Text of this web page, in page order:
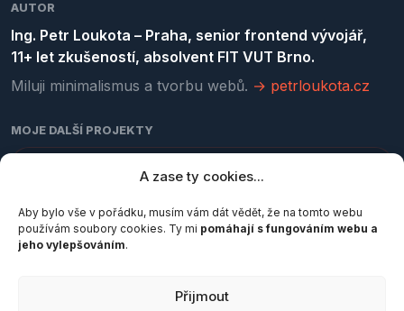
A zase ty cookies...
Aby bylo vše v pořádku, musím vám dát vědět, že na tomto webu
používám soubory cookies. Ty mi pomáhají s fungováním webu a
jeho vylepšováním.
Přijmout
AUTOR
Ing. Petr Loukota – Praha, senior frontend vývojář,
11+ let zkušeností, absolvent FIT VUT Brno.
Miluji minimalismus a tvorbu webů. → petrloukota.cz
MOJE DALŠÍ PROJEKTY
kurzy-programovani.cz
Počítadlo znaků, slov a normostran